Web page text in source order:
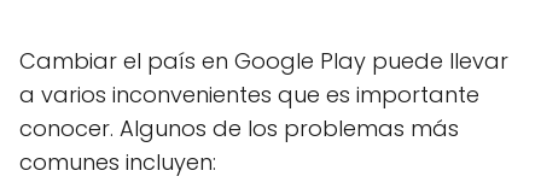
Cambiar el país en Google Play puede llevar
a varios inconvenientes que es importante
conocer. Algunos de los problemas más
comunes incluyen: